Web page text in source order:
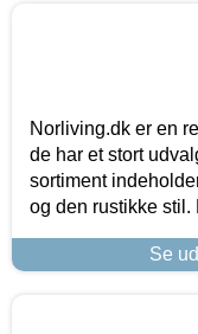
Norliving.dk er en
de har et stort
sortiment
og den rustikke stil.
Se